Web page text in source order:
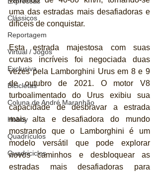
Clássicos
Reportagem
Virtual / Jogos
Exclusiva
Bicicletas
Coluna de André Maranhão
Hobby
Quadrículos
Quadriciclos
uma das estradas mais desafiadoras e
difíceis de conquistar.
Esta estrada majestosa com suas
curvas incríveis foi negociada duas
vezes pela Lamborghini Urus em 8 e 9
de outubro de 2021. O motor V8
turboalimentado do Urus exibiu sua
capacidade de desbravar a estrada
mais alta e desafiadora do mundo
mostrando que o Lamborghini é um
modelo versátil que pode explorar
novos caminhos e desbloquear as
estradas mais desafiadoras para